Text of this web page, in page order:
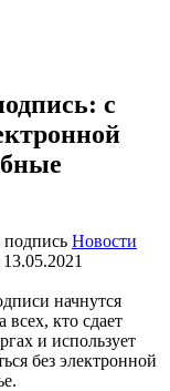
с
Новости
13.05.2021
начнутся
кто сдает
и использует
без электронной